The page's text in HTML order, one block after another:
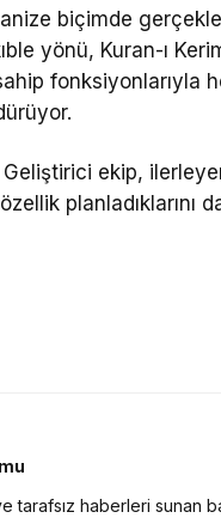
biçimde
yönü, Kuran-ı
fonksiyonlarıyla
ekip,
planladıklarını
tarafsız haberleri sunan